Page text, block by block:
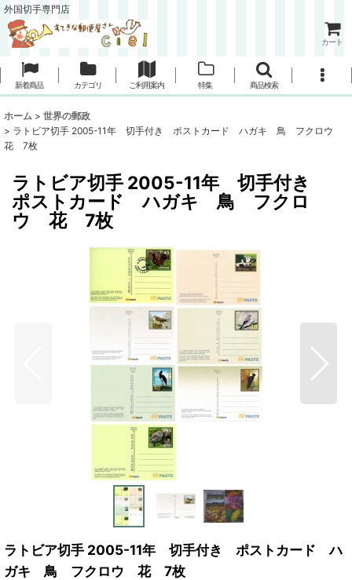
外国切手専門店
カート
新着商品 カテゴリ ご利用案内 特集 商品検索
ホーム > 世界の郵政
> ラトビア切手 2005-11年 切手付き ポストカード ハガキ 鳥 フクロウ
花 7枚
ラトビア切手 2005-11年 切手付き
ポストカード ハガキ 鳥 フクロ
ウ 花 7枚
ラトビア切手 2005-11年 切手付き ポストカード ハ
ガキ 鳥 フクロウ 花 7枚